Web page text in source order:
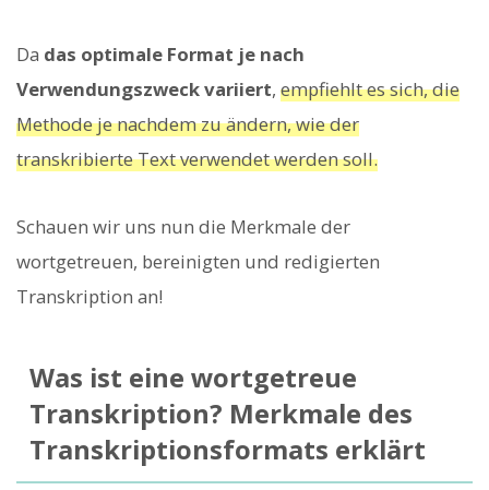
Da das optimale Format je nach
Verwendungszweck variiert, empfiehlt es sich, die
Methode je nachdem zu ändern, wie der
transkribierte Text verwendet werden soll.
Schauen wir uns nun die Merkmale der
wortgetreuen, bereinigten und redigierten
Transkription an!
Was ist eine wortgetreue
Transkription? Merkmale des
Transkriptionsformats erklärt